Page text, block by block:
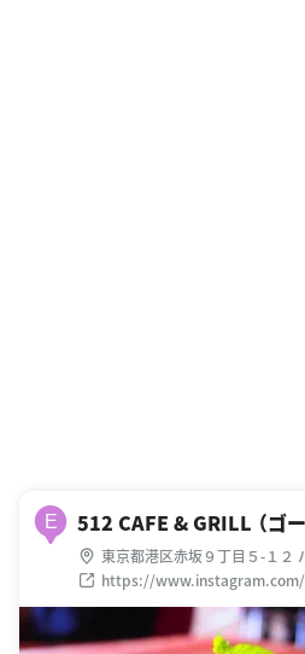
E 512 CAFE & GRILL （ゴー
東京都港区赤坂９丁目５-１２
https://
0/512cafegrill/